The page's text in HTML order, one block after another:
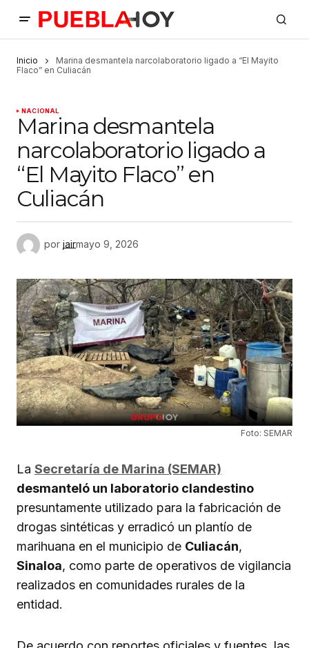
Inicio
Marina desmantela narcolaboratorio ligado a “El Mayito
Flaco” en Culiacán
NACIONAL
Marina desmantela
narcolaboratorio ligado a
“El Mayito Flaco” en
Culiacán
por jairmayo 9, 2026
Foto: SEMAR
La Secretaría de Marina (SEMAR)
desmanteló un laboratorio clandestino
presuntamente utilizado para la fabricación de
drogas sintéticas y erradicó un plantío de
marihuana en el municipio de Culiacán,
Sinaloa, como parte de operativos de vigilancia
realizados en comunidades rurales de la
entidad.